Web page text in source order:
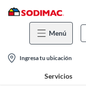
Menú
location-
icon
Ingresa tu ubicación
Servicios